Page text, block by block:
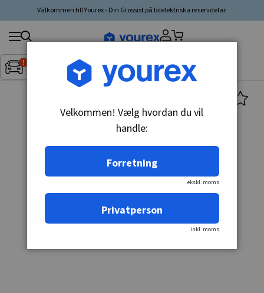
Välkommen till Yourex - Din Grossist på bilelektriska reservdelar.
Inget fordon valt▼
Søg
produkt,
producent,
Velkommen! Vælg hvordan du vil
handle:
Forretning
ekskl. moms
Privatperson
inkl. moms